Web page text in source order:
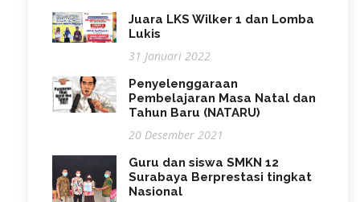
Juara LKS Wilker 1 dan Lomba
Lukis
31 Januari 2022
Penyelenggaraan
Pembelajaran Masa Natal dan
Tahun Baru (NATARU)
20 Desember 2021
Guru dan siswa SMKN 12
Surabaya Berprestasi tingkat
Nasional